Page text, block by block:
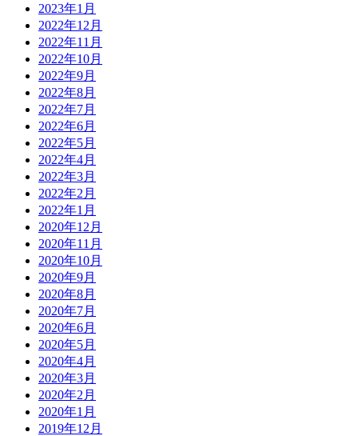
2023年1月
2022年12月
2022年11月
2022年10月
2022年9月
2022年8月
2022年7月
2022年6月
2022年5月
2022年4月
2022年3月
2022年2月
2022年1月
2020年12月
2020年11月
2020年10月
2020年9月
2020年8月
2020年7月
2020年6月
2020年5月
2020年4月
2020年3月
2020年2月
2020年1月
2019年12月